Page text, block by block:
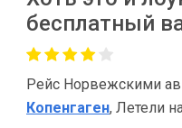
бесплатный
Рейс Норвежскими
Копенгаген, Летели